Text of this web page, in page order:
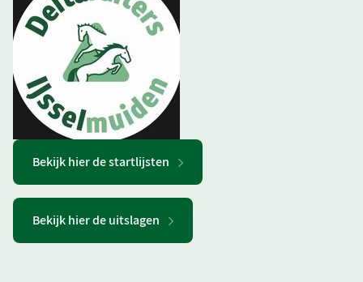
Bekijk hier de startlijsten
Bekijk hier de uitslagen